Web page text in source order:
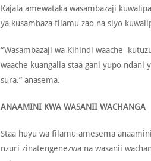
Kajala amewataka wasambazaji
ya kusambaza filamu zao na siyo
“Wasambazaji wa Kihindi waache
waache kuangalia staa gani yupo
sura,” anasema.
ANAAMINI KWA WASANII WACHANGA
Staa huyu wa filamu amesema
nzuri zinatengenezwa na wasanii